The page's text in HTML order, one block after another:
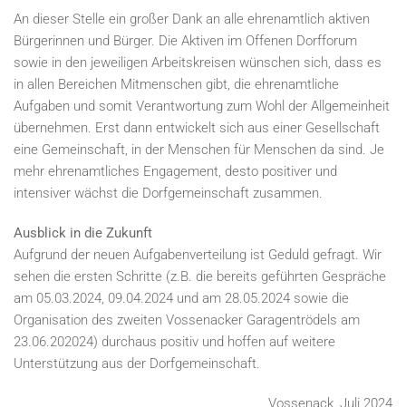
An dieser Stelle ein großer Dank an alle ehrenamtlich aktiven
Bürgerinnen und Bürger. Die Aktiven im Offenen Dorfforum
sowie in den jeweiligen Arbeitskreisen wünschen sich, dass es
in allen Bereichen Mitmenschen gibt, die ehrenamtliche
Aufgaben und somit Verantwortung zum Wohl der Allgemeinheit
übernehmen. Erst dann entwickelt sich aus einer Gesellschaft
eine Gemeinschaft, in der Menschen für Menschen da sind. Je
mehr ehrenamtliches Engagement, desto positiver und
intensiver wächst die Dorfgemeinschaft zusammen.
Ausblick in die Zukunft
Aufgrund der neuen Aufgabenverteilung ist Geduld gefragt. Wir
sehen die ersten Schritte (z.B. die bereits geführten Gespräche
am 05.03.2024, 09.04.2024 und am 28.05.2024 sowie die
Organisation des zweiten Vossenacker Garagentrödels am
23.06.202024) durchaus positiv und hoffen auf weitere
Unterstützung aus der Dorfgemeinschaft.
Vossenack, Juli 2024